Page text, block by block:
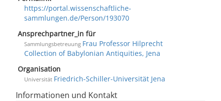
https://portal.wissenschaftliche-
sammlungen.de/Person/193070
Ansprechpartner_in für
Sammlungsbetreuung Frau Professor Hilprecht
Collection of Babylonian Antiquities, Jena
Organisation
Universität Friedrich-Schiller-Universität Jena
Informationen und Kontakt